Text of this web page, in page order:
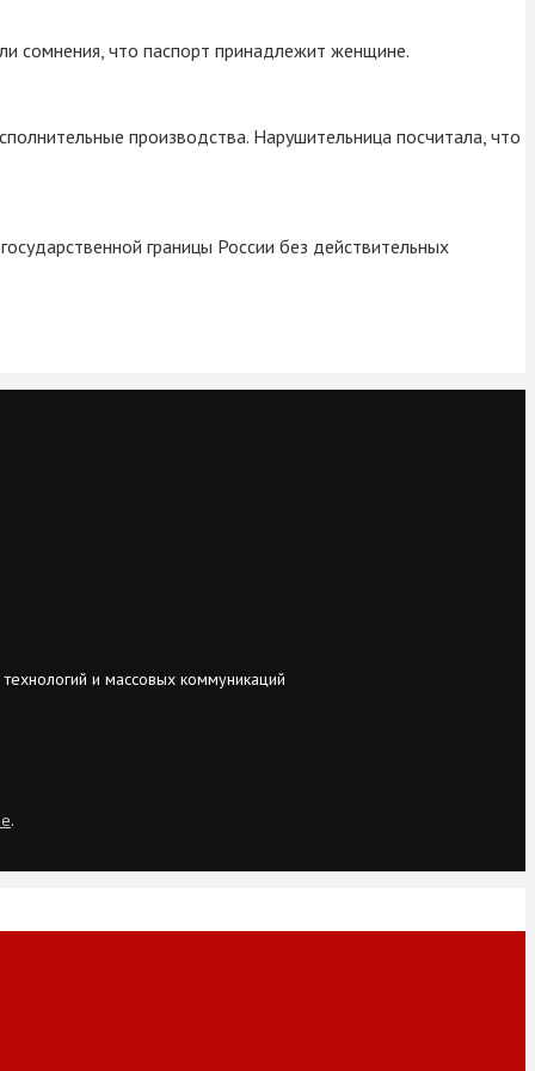
сомнения, что паспорт принадлежит женщине.
производства. Нарушительница посчитала, что
границы России без действительных
и массовых коммуникаций
.